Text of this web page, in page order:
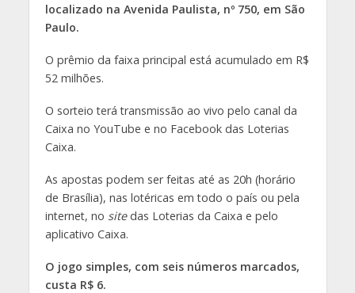
localizado na Avenida Paulista, nº 750, em São
Paulo.
O prêmio da faixa principal está acumulado em R$
52 milhões.
O sorteio terá transmissão ao vivo pelo canal da
Caixa no YouTube e no Facebook das Loterias
Caixa.
As apostas podem ser feitas até as 20h (horário
de Brasília), nas lotéricas em todo o país ou pela
internet, no sitedas Loterias da Caixa e pelo
aplicativo Caixa.
O jogo simples, com seis números marcados,
custa R$ 6.